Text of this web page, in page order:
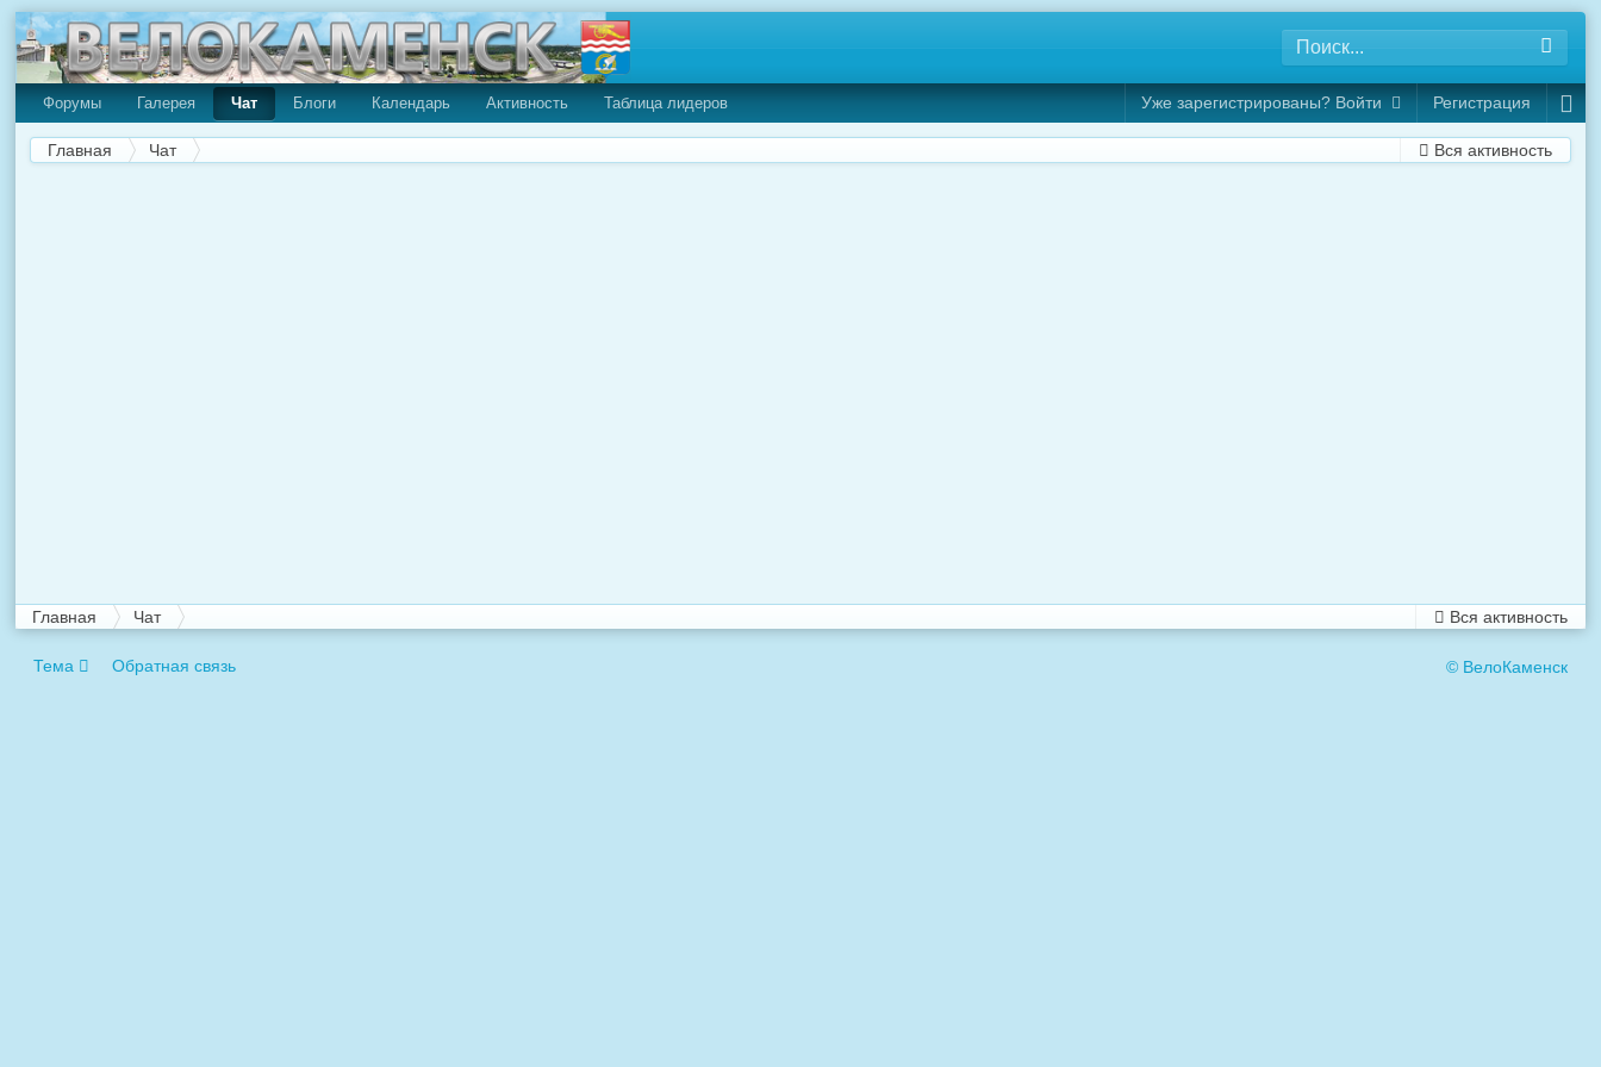
Форумы Галерея Чат Блоги Календарь Активность Таблица лидеров Уже зарегистрированы? Войти Регистрация
Вся активность
Главная Чат
Вся активность
Главная Чат
Тема Обратная связь © ВелоКаменск